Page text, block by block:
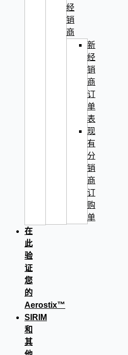
经
销
商
新
经
销
商
订
单
表
现
有
分
销
商
订
购
单
在
此
验
证
您
的
Aerostix™
SIRIM
和
其